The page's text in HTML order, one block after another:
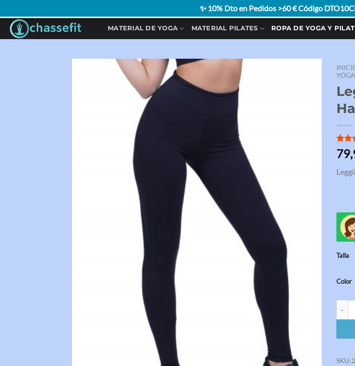
Saltar
MATERIAL DE YOGA MATERIAL PILATES ROPA DE YOGA Y
con
base
3
Talla
Color
SKU:
✨ 10% Dto en Pedidos >60 € Código